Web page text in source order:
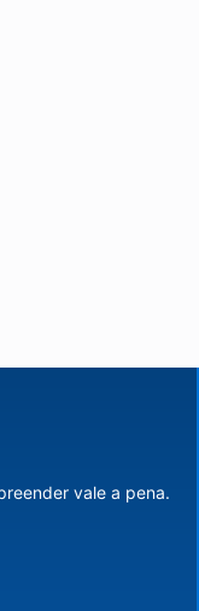
vale a pena.